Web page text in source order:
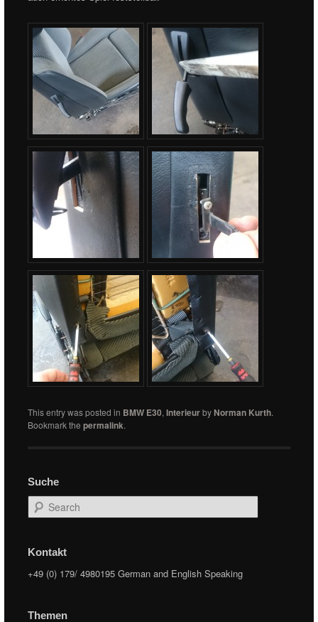
This entry was posted in BMW E30,InterieurbyNorman Kurth.
Bookmark thepermalink.
Suche
Search
Kontakt
+49 (0) 179/ 4980195 German and English Speaking
Themen